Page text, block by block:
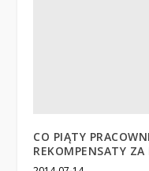
CO PIĄTY
REKOMPENSATY